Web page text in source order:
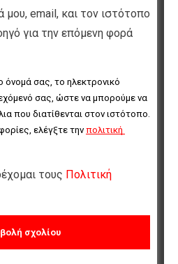
email, και τον ιστότοπο
για την επόμενη φορά
όνομά σας, το ηλεκτρονικό
σας, ώστε να μπορούμε να
που διατίθενται στον ιστότοπο.
ελέγξτε την πολιτική
τους Πολιτική